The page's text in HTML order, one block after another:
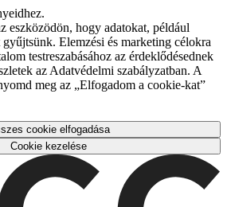
eszközödön, hogy adatokat, például
Elemzési és marketing célokra
testreszabásához az érdeklődésednek
az Adatvédelmi szabályzatban. A
meg az „Elfogadom a cookie-kat”
cookie elfogadása
Cookie kezelése